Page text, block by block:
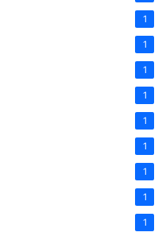
1
1
1
1
1
1
1
1
1